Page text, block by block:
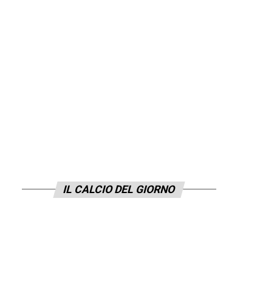
IL CALCIO DEL GIORNO